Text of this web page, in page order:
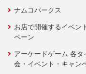
ナムコパークス
お店で開催するイベン
ペーン
アーケードゲーム 各タ
会・イベント・キャン